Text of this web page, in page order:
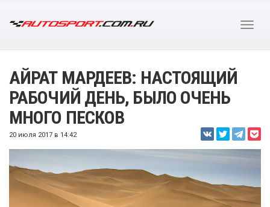
АЙРАТ МАРДЕЕВ: НАСТОЯЩИЙ
РАБОЧИЙ ДЕНЬ, БЫЛО ОЧЕНЬ
МНОГО ПЕСКОВ
20 июля 2017 в 14:42